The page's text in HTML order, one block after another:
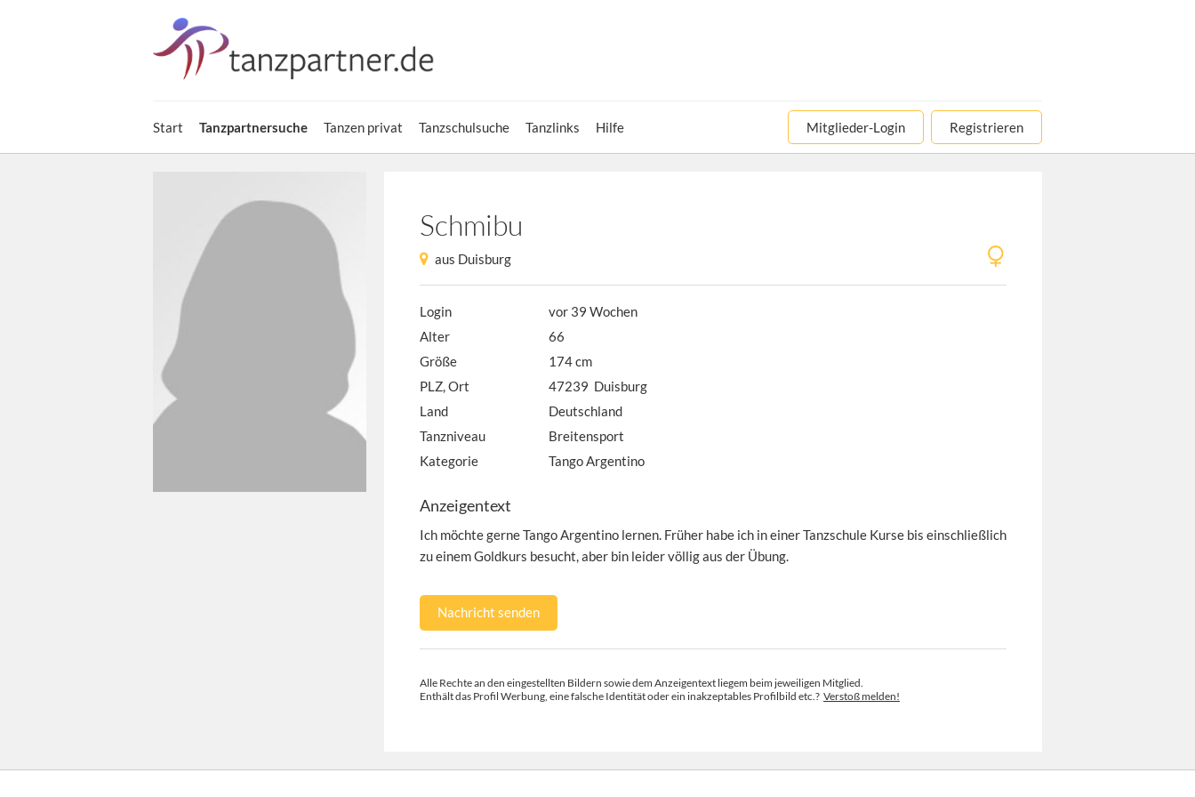
Start Tanzpartnersuche Tanzen privat Tanzschulsuche Tanzlinks Hilfe Mitglieder-Login Registrieren
Schmibu
aus Duisburg
Login
vor 39 Wochen
Alter
66
Größe
174 cm
PLZ, Ort
47239 Duisburg
Land
Deutschland
Tanzniveau
Breitensport
Kategorie
Tango Argentino
Anzeigentext
Ich möchte gerne Tango Argentino lernen. Früher habe ich in einer Tanzschule Kurse bis einschließlich
zu einem Goldkurs besucht, aber bin leider völlig aus der Übung.
Nachricht senden
Alle Rechte an den eingestellten Bildern sowie dem Anzeigentext liegem beim jeweiligen Mitglied.
Enthält das Profil Werbung, eine falsche Identität oder ein inakzeptables Profilbild etc.? Verstoß melden!